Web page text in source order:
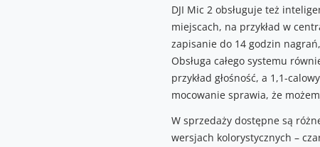
DJI Mic 2 obsługuje też
miejscach, na przykład w
zapisanie do 14 godzin
Obsługa całego systemu
przykład głośność, a 1,1-
mocowanie sprawia, że
W sprzedaży dostępne są
wersjach kolorystycznych –